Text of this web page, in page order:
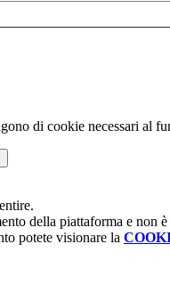
di cookie necessari al
della piattaforma e non
potete visionare la